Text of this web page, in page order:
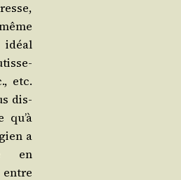
etc.
dis-
qu’à
a
en